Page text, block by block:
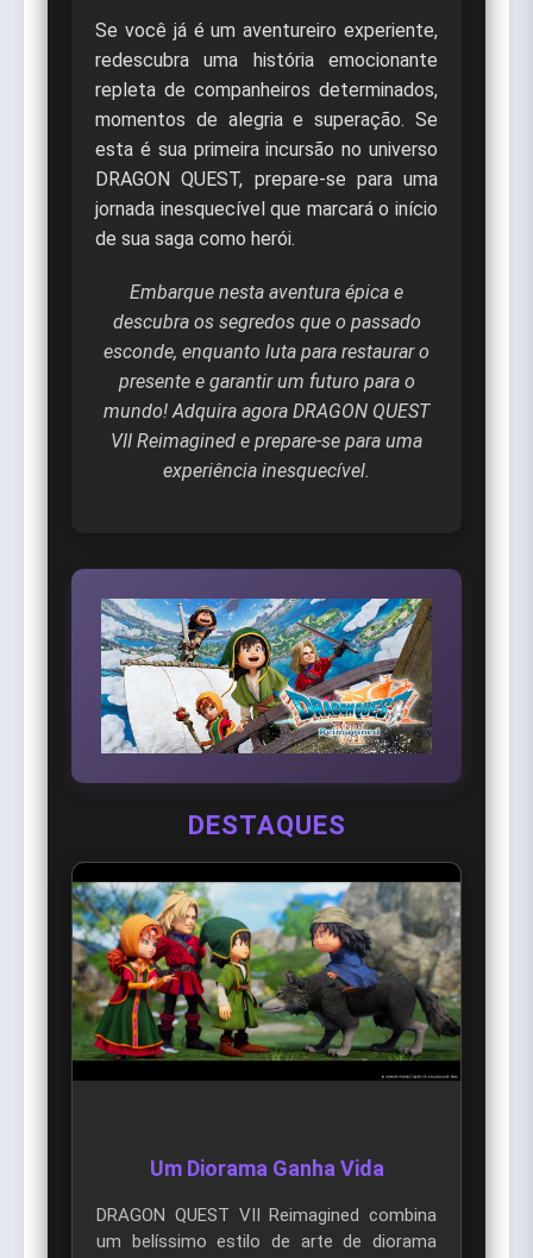
Se você já é um aventureiro experiente,
redescubra uma história emocionante
repleta de companheiros determinados,
momentos de alegria e superação. Se
esta é sua primeira incursão no universo
DRAGON QUEST, prepare-se para uma
jornada inesquecível que marcará o início
de sua saga como herói.
Embarque nesta aventura épica e
descubra os segredos que o passado
esconde, enquanto luta para restaurar o
presente e garantir um futuro para o
mundo! Adquira agora DRAGON QUEST
VII Reimagined e prepare-se para uma
experiência inesquecível.
DESTAQUES
Um Diorama Ganha Vida
DRAGON QUEST VII Reimagined combina
um belíssimo estilo de arte de diorama